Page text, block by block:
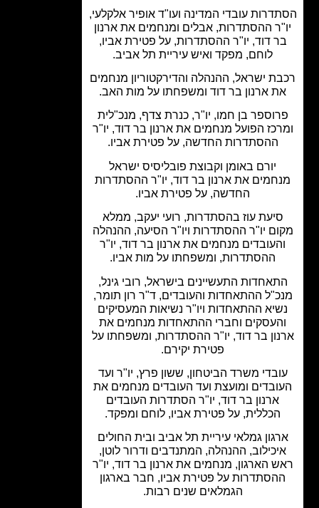
עובדי המדינה ועו"ד אופיר אלקלעי,
ההסתדרות, אבלים ומנחמים את ארנון
דוד, יו"ר ההסתדרות, על פטירת אביו,
לוחם, מפקד ואיש עיריית תל אביב.
ישראל, ההנהלה והדירקטוריון מנחמים
ארנון בר דוד ומשפחתו על מות האב.
בן חמו, יו"ר, כנרת צדף, מנכ"לית
הפועל מנחמים את ארנון בר דוד, יו"ר
ההסתדרות החדשה, על פטירת אביו.
יורם באומן וקבוצת פובליסיס ישראל
את ארנון בר דוד, יו"ר ההסתדרות
החדשה, על פטירת אביו.
עוז בהסתדרות, רועי יעקב, ממלא
יו"ר ההסתדרות ויו"ר הסיעה, ההנהלה
מנחמים את ארנון בר דוד, יו"ר
ההסתדרות, ומשפחתו על מות אביו.
התעשיינים בישראל, רובי גינל,
ההתאחדות והעובדים, ד"ר רון תומר,
ההתאחדות ויו"ר נשיאות המעסיקים
וחברי ההתאחדות מנחמים את
בר דוד, יו"ר ההסתדרות, ומשפחתו על
פטירת יקירם.
משרד הביטחון, ששון פרץ, יו"ר ועד
ומועצת ועד העובדים מנחמים את
ארנון בר דוד, יו"ר הסתדרות העובדים
הכללית, על פטירת אביו, לוחם ומפקד.
גמלאי עיריית תל אביב ובית החולים
ההנהלה, המתנדבים ודרור לוטן,
הארגון, מנחמים את ארנון בר דוד, יו"ר
על פטירת אביו, חבר בארגון
הגמלאים שנים רבות.